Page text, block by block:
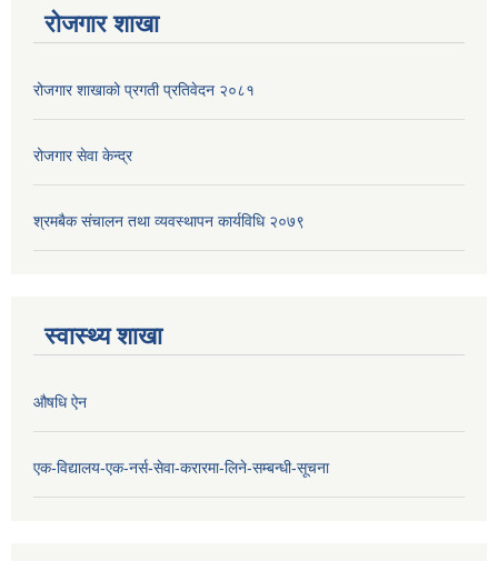
रोजगार शाखा
रोजगार शाखाको प्रगती प्रतिवेदन २०८१
रोजगार सेवा केन्द्र
श्रमबैक संचालन तथा व्यवस्थापन कार्यविधि २०७९
स्वास्थ्य शाखा
औषधि ऐन
एक-विद्यालय-एक-नर्स-सेवा-करारमा-लिने-सम्बन्धी-सूचना